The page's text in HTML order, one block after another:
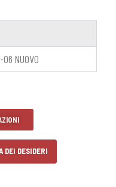
NUOVO
DEI DESIDERI